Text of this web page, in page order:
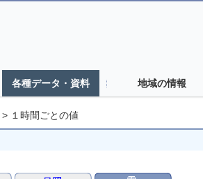
各種データ・資料 地域の情報
> １時間ごとの値